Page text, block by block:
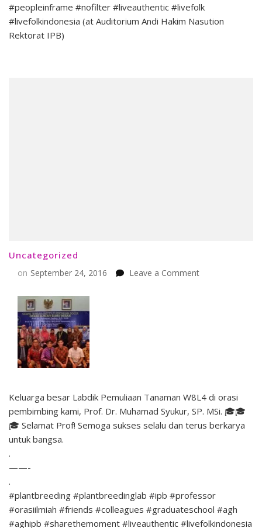
#peopleinframe #nofilter #liveauthentic #livefolk
#livefolkindonesia (at Auditorium Andi Hakim Nasution
Rektorat IPB)
Uncategorized
on September 24, 2016 Leave a Commenton
Keluarga besar Labdik Pemuliaan Tanaman W8L4 di orasi
pembimbing kami, Prof. Dr. Muhamad Syukur, SP. MSi. 🎓🎓
🎓 Selamat Prof! Semoga sukses selalu dan terus berkarya
untuk bangsa.
.
——-
.
#plantbreeding #plantbreedinglab #ipb #professor
#orasiilmiah #friends #colleagues #graduateschool #agh
#aghipb #sharethemoment #liveauthentic #livefolkindonesia